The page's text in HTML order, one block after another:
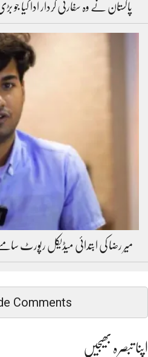
پاکستان نے وہ سفارتی کردار ادا کیا جو
میر رضا کی ابتدائی میڈیکل رپورٹ
Comments
اپنا تبصرہ بھیجیں